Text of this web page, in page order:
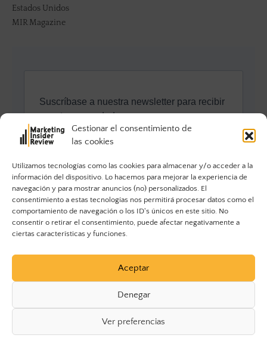
Gestionar el consentimiento de
las cookies
Utilizamos tecnologías como las cookies para almacenar y/o acceder a la
información del dispositivo. Lo hacemos para mejorar la experiencia de
navegación y para mostrar anuncios (no) personalizados. El
consentimiento a estas tecnologías nos permitirá procesar datos como el
comportamiento de navegación o los ID's únicos en este sitio. No
consentir o retirar el consentimiento, puede afectar negativamente a
ciertas características y funciones.
Aceptar
Denegar
Ver preferencias
Estados Unidos
MIR Magazine
© 2023 Marketing Insider Review. Todos los derechos